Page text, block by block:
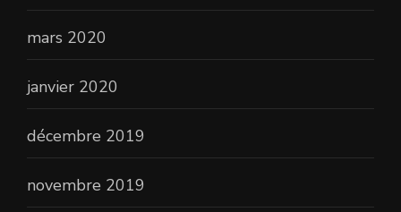
mars 2020
janvier 2020
décembre 2019
novembre 2019